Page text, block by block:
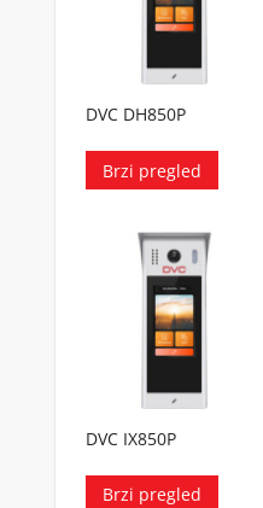
DVC DH850P
Brzi pregled
DVC IX850P
Brzi pregled